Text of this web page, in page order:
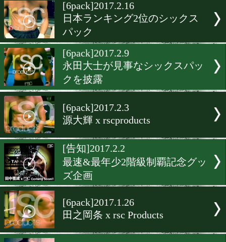
功一S)
[6pack]2017.3.2
武田航(角海老宝石) x
[6pack]2017.2.23
日本タイトル挑戦一週間前
筋
[6pack]2017.2.16
日本ランキング2位のシッ
パック
[6pack]2017.2.9
永田大士が見事なシックス
クを披露